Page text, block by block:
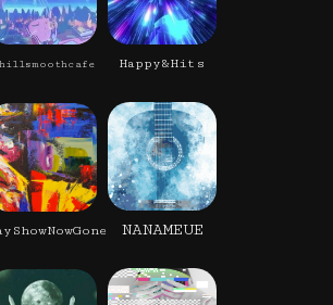
Happy&Hits
NANAMEUE